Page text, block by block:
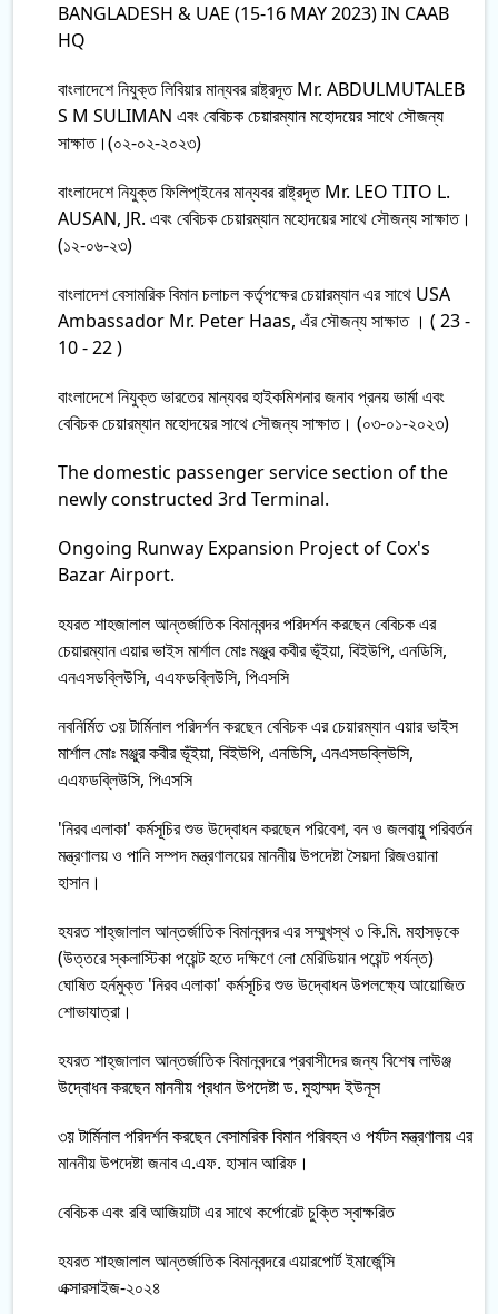
BANGLADESH & UAE (15-16 MAY 2023) IN CAAB
HQ
বাংলাদেশে নিযুক্ত লিবিয়ার মান্যবর রাষ্ট্রদূত Mr. ABDULMUTALEB
S M SULIMAN এবং বেবিচক চেয়ারম্যান মহোদয়ের সাথে সৌজন্য
সাক্ষাত।(০২-০২-২০২৩)
বাংলাদেশে নিযুক্ত ফিলিপা্ইনের মান্যবর রাষ্ট্রদূত Mr. LEO TITO L.
AUSAN, JR. এবং বেবিচক চেয়ারম্যান মহোদয়ের সাথে সৌজন্য সাক্ষাত।
(১২-০৬-২৩)
বাংলাদেশ বেসামরিক বিমান চলাচল কর্তৃপক্ষের চেয়ারম্যান এর সাথে USA
Ambassador Mr. Peter Haas, এঁর সৌজন্য সাক্ষাত । ( 23 -
10 - 22 )
বাংলাদেশে নিযুক্ত ভারতের মান্যবর হাইকমিশনার জনাব প্রনয় ভার্মা এবং
বেবিচক চেয়ারম্যান মহোদয়ের সাথে সৌজন্য সাক্ষাত। (০৩-০১-২০২৩)
The domestic passenger service section of the
newly constructed 3rd Terminal.
Ongoing Runway Expansion Project of Cox's
Bazar Airport.
হযরত শাহজালাল আন্তর্জাতিক বিমানবন্দর পরিদর্শন করছেন বেবিচক এর
চেয়ারম্যান এয়ার ভাইস মার্শাল মোঃ মঞ্জুর কবীর ভূঁইয়া, বিইউপি, এনডিসি,
এনএসডব্লিউসি, এএফডব্লিউসি, পিএসসি
নবনির্মিত ৩য় টার্মিনাল পরিদর্শন করছেন বেবিচক এর চেয়ারম্যান এয়ার ভাইস
মার্শাল মোঃ মঞ্জুর কবীর ভূঁইয়া, বিইউপি, এনডিসি, এনএসডব্লিউসি,
এএফডব্লিউসি, পিএসসি
'নিরব এলাকা' কর্মসূচির শুভ উদ্বোধন করছেন পরিবেশ, বন ও জলবায়ু পরিবর্তন
মন্ত্রণালয় ও পানি সম্পদ মন্ত্রণালয়ের মাননীয় উপদেষ্টা সৈয়দা রিজওয়ানা
হাসান।
হযরত শাহ্‌জালাল আন্তর্জাতিক বিমানবন্দর এর সম্মুখস্থ ৩ কি.মি. মহাসড়কে
(উত্তরে স্কলাস্টিকা পয়েন্ট হতে দক্ষিণে লো মেরিডিয়ান পয়েন্ট পর্যন্ত)
ঘোষিত হর্নমুক্ত 'নিরব এলাকা' কর্মসূচির শুভ উদ্বোধন উপলক্ষ্যে আয়োজিত
শোভাযাত্রা।
হযরত শাহ্‌জালাল আন্তর্জাতিক বিমানবন্দরে প্রবাসীদের জন্য বিশেষ লাউঞ্জ
উদ্বোধন করছেন মাননীয় প্রধান উপদেষ্টা ড. মুহাম্মদ ইউনূস
৩য় টার্মিনাল পরিদর্শন করছেন বেসামরিক বিমান পরিবহন ও পর্যটন মন্ত্রণালয় এর
মাননীয় উপদেষ্টা জনাব এ.এফ. হাসান আরিফ।
বেবিচক এবং রবি আজিয়াটা এর সাথে কর্পোরেট চুক্তি স্বাক্ষরিত
হযরত শাহজালাল আন্তর্জাতিক বিমানবন্দরে এয়ারপোর্ট ইমার্জেন্সি
এক্সারসাইজ-২০২৪